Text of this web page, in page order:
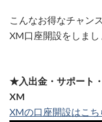
こんなお得なチャン
XM口座開設をしまし
★入出金・サポート
XM
XMの口座開設はこち